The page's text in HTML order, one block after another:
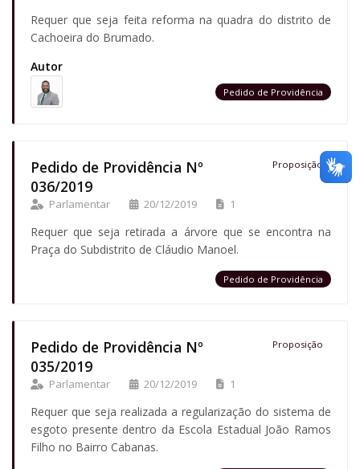
Requer que seja feita reforma na quadra do distrito de
Cachoeira do Brumado.
Autor
Pedido de Providência
Pedido de Providência Nº
036/2019
Proposição
Parlamentar 20/12/2019 1
Requer que seja retirada a árvore que se encontra na
Praça do Subdistrito de Cláudio Manoel.
Pedido de Providência
Pedido de Providência Nº
035/2019
Proposição
Parlamentar 20/12/2019 1
Requer que seja realizada a regularização do sistema de
esgoto presente dentro da Escola Estadual João Ramos
Filho no Bairro Cabanas.